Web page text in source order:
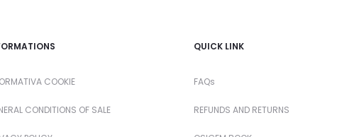
COOKIE
CONDITIONS OF SALE
QUICK LINK
FAQs
REFUNDS AND RETURNS